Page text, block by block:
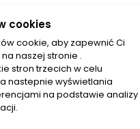
pasujący do pojazdu :
Numer
cookies
cookie, aby zapewnić Ci
naszej stronie .
stron trzecich w celu
nastepnie wyświetlania
na podstawie analizy